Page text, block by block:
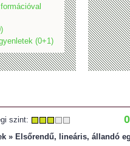
(0+1)
szint:
» Elsőrendű, lineáris, állandó